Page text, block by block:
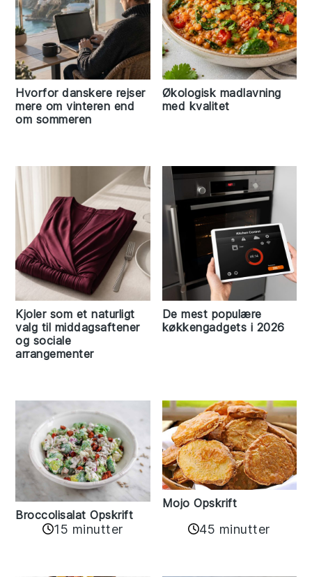
Hvorfor danskere rejser
mere om vinteren end
om sommeren
Økologisk madlavning
med kvalitet
Kjoler som et naturligt
valg til middagsaftener
og sociale
arrangementer
De mest populære
køkkengadgets i 2026
Broccolisalat Opskrift
15 minutter
Mojo Opskrift
45 minutter